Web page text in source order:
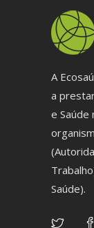
A
a
e Saúde
Saúde).